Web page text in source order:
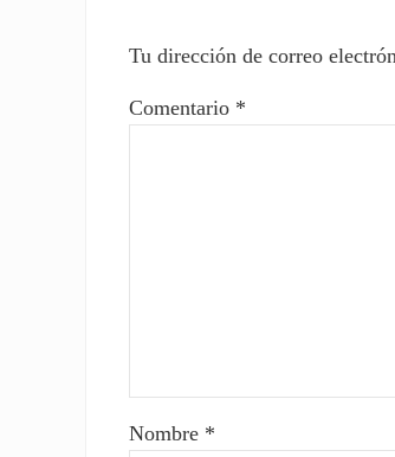
Tu dirección de correo
Comentario *
Nombre *